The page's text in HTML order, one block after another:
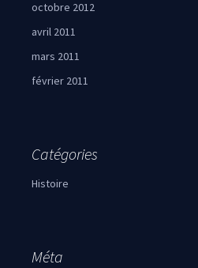
octobre 2012
avril 2011
mars 2011
février 2011
Catégories
Histoire
Méta